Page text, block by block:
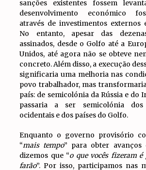
sanções existentes fossem
desenvolvimento económico
através de investimentos externos
No entanto, apesar das
assinados, desde o Golfo até a
Unidos, até agora não se obteve
concreto. Além disso, a execução
significaria uma melhoria nas
povo trabalhador, mas
país: de semicolónia da Rússia e do
passaria a ser semicolónia dos
ocidentais e dos países do Golfo.
Enquanto o governo provisório
“mais tempo” para obter avanços
dizemos que “o que vocês fizeram
farão”. Por isso, participamos nas